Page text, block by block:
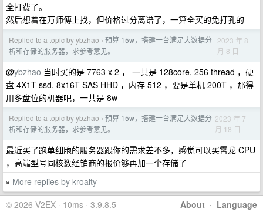
全打费了。
然后想着在万师傅上找，但价格过分离谱了，一算全买的免打孔的
Replied to a topic by ybzhao › 预算 15w，搭建一台满足大数据分
析和存储的服务器，求参考意见。
2023 年 8
月 8 日
@ybzhao 当时买的是 7763 x 2 ， 一共是 128core, 256 thread ，硬
盘 4X1T ssd, 8x16T SAS HHD ，内存 512 ，要是单机 200T ，那得
用多盘位的机器吧，一共是 8w
Replied to a topic by ybzhao › 预算 15w，搭建一台满足大数据分
析和存储的服务器，求参考意见。
2023 年 7
月 18 日
最近买了跑单细胞的服务器跟你的需求差不多，感觉可以买霄龙 CPU
，高端型号同核数经销商的报价够再加一个存储了
» More replies by kroaity
About · Language
© 2026 V2EX · 10ms · 3.9.8.5